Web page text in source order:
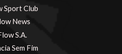
Sport Club
News
S.A.
Sem Fim